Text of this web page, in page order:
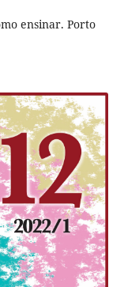
ensinar. Porto